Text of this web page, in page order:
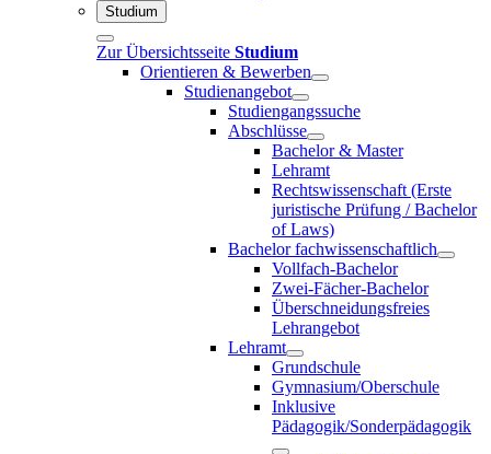
Studium
Zur Übersichtsseite Studium
Orientieren & Bewerben
Studienangebot
Studiengangssuche
Abschlüsse
Bachelor & Master
Lehramt
Rechtswissenschaft (Erste
juristische Prüfung / Bachelor
of Laws)
Bachelor fachwissenschaftlich
Vollfach-Bachelor
Zwei-Fächer-Bachelor
Überschneidungsfreies
Lehrangebot
Lehramt
Grundschule
Gymnasium/Oberschule
Inklusive
Pädagogik/Sonderpädagogik